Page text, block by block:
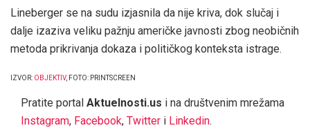
Lineberger se na sudu izjasnila da nije kriva, dok slučaj i
dalje izaziva veliku pažnju američke javnosti zbog neobičnih
metoda prikrivanja dokaza i političkog konteksta istrage.
IZVOR: OBJEKTIV, FOTO: PRINTSCREEN
Pratite portal Aktuelnosti.us i na društvenim mrežama
Instagram, Facebook, Twitter i Linkedin.